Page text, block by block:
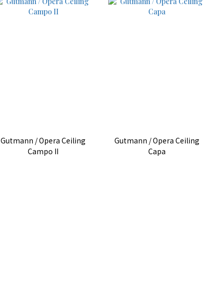
Gutmann / Opera Ceiling
Campo II
Gutmann / Opera Ceiling
Capa